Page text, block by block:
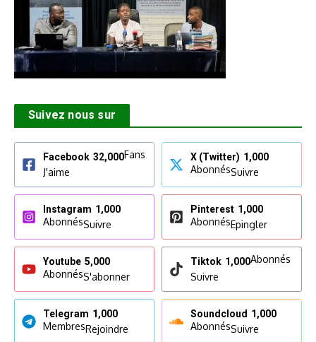
Suivez nous sur
Facebook 32,000Fans
J'aime
X (Twitter) 1,000
AbonnésSuivre
Instagram 1,000
AbonnésSuivre
Pinterest 1,000
AbonnésEpingler
Youtube 5,000
AbonnésS'abonner
Tiktok 1,000Abonnés
Suivre
Telegram 1,000
MembresRejoindre
Soundcloud 1,000
AbonnésSuivre